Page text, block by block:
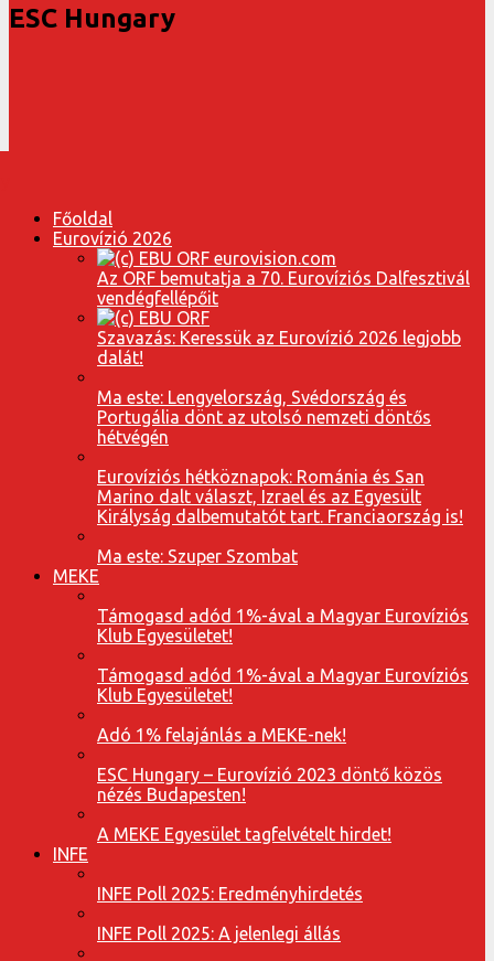
ESC Hungary
Főoldal
Eurovízió 2026
Az ORF bemutatja a 70. Eurovíziós Dalfesztivál
vendégfellépőit
Szavazás: Keressük az Eurovízió 2026 legjobb
dalát!
Ma este: Lengyelország, Svédország és
Portugália dönt az utolsó nemzeti döntős
hétvégén
Eurovíziós hétköznapok: Románia és San
Marino dalt választ, Izrael és az Egyesült
Királyság dalbemutatót tart. Franciaország is!
Ma este: Szuper Szombat
MEKE
Támogasd adód 1%-ával a Magyar Eurovíziós
Klub Egyesületet!
Támogasd adód 1%-ával a Magyar Eurovíziós
Klub Egyesületet!
Adó 1% felajánlás a MEKE-nek!
ESC Hungary – Eurovízió 2023 döntő közös
nézés Budapesten!
A MEKE Egyesület tagfelvételt hirdet!
INFE
INFE Poll 2025: Eredményhirdetés
INFE Poll 2025: A jelenlegi állás